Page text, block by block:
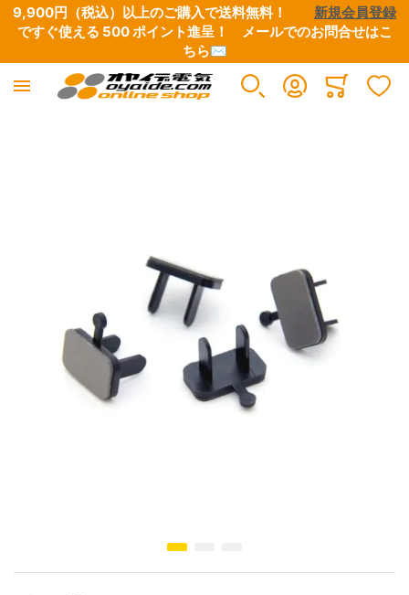
9,900円（税込）以上のご購入で送料無料！ 新規会員登録
ですぐ使える 500 ポイント進呈！ メールでのお問合せはこ
ちら✉
イメージギャラリーの最初に移動する